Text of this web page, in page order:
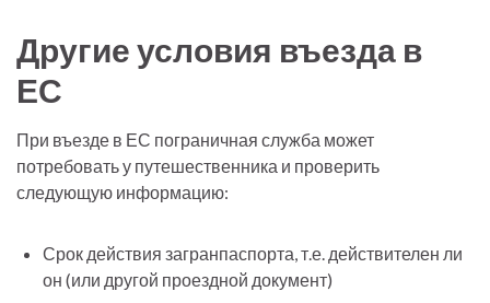
Другие условия въезда в
ЕС
При въезде в ЕС пограничная служба может
потребовать у путешественника и проверить
следующую информацию:
Срок действия загранпаспорта, т.е. действителен ли
он (или другой проездной документ)